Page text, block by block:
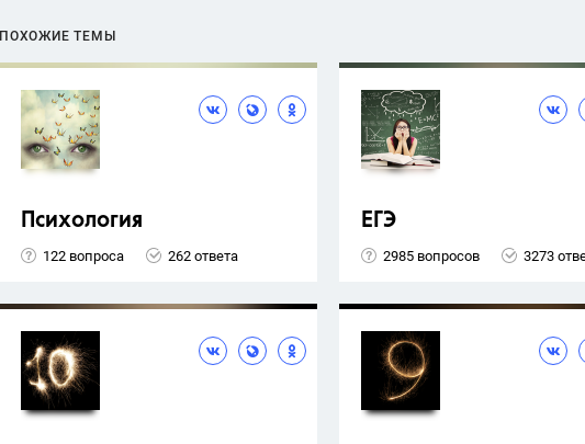
ПОХОЖИЕ ТЕМЫ
Психология
122 вопроса 262 ответа
ЕГЭ
2985 вопросов 3273